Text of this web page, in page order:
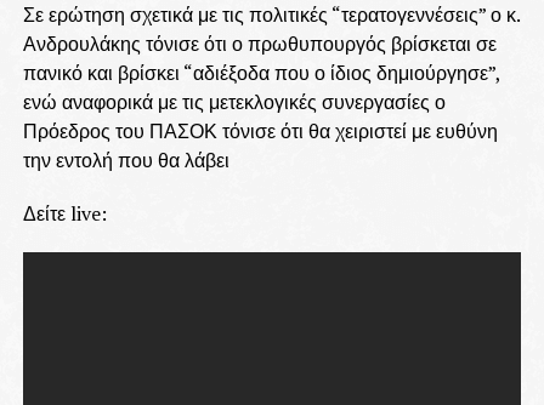
Σε ερώτηση σχετικά με τις πολιτικές “τερατογεννέσεις” ο κ.
Ανδρουλάκης τόνισε ότι ο πρωθυπουργός βρίσκεται σε
πανικό και βρίσκει “αδιέξοδα που ο ίδιος δημιούργησε”,
ενώ αναφορικά με τις μετεκλογικές συνεργασίες ο
Πρόεδρος του ΠΑΣΟΚ τόνισε ότι θα χειριστεί με ευθύνη
την εντολή που θα λάβει
Δείτε live: